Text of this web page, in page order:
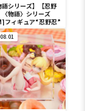
語シリーズ】【忍野
〈物語〉シリーズ
フィギュア“忍野忍”